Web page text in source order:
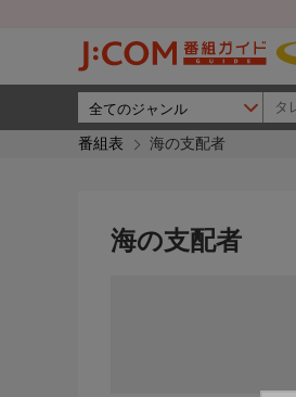
番組表 海の支配者
海の支配者